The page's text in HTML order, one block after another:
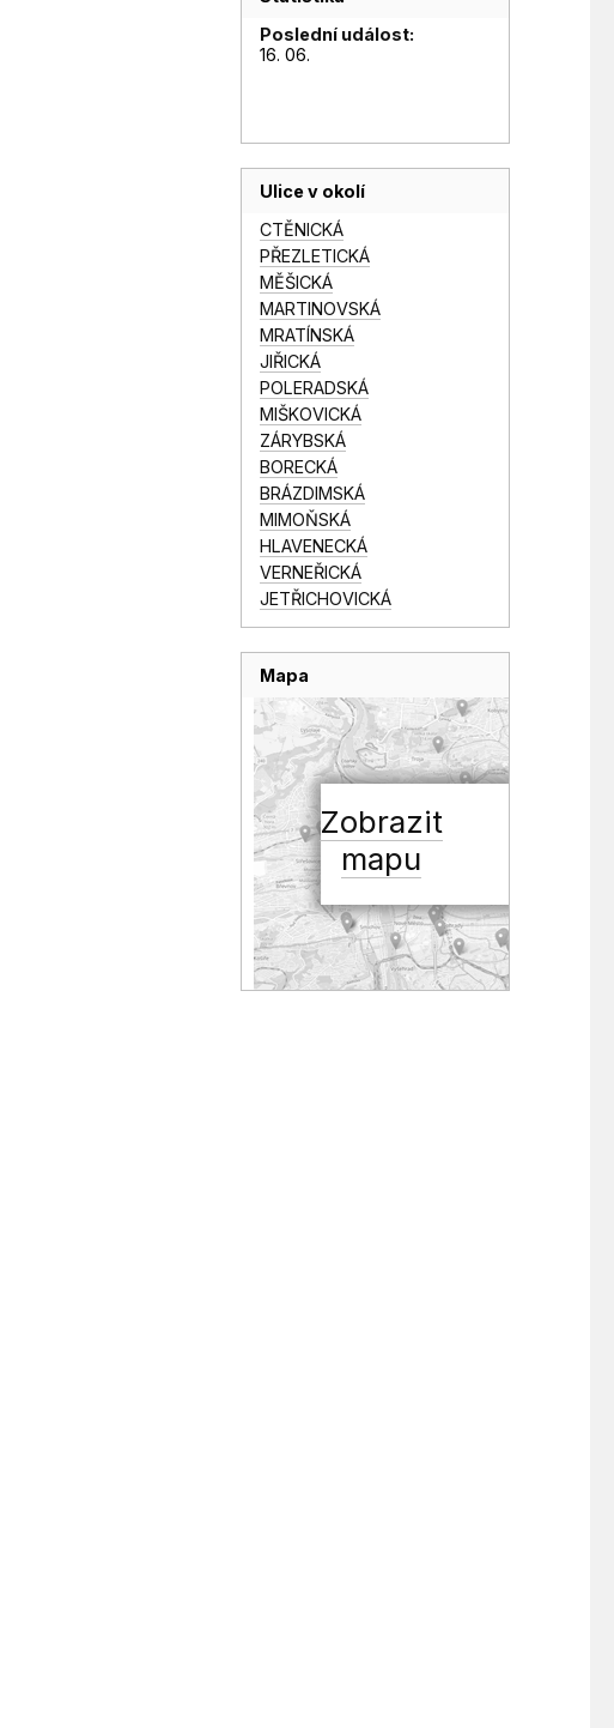
Poslední událost:
16. 06.
Ulice v okolí
CTĚNICKÁ
PŘEZLETICKÁ
MĚŠICKÁ
MARTINOVSKÁ
MRATÍNSKÁ
JIŘICKÁ
POLERADSKÁ
MIŠKOVICKÁ
ZÁRYBSKÁ
BORECKÁ
BRÁZDIMSKÁ
MIMOŇSKÁ
HLAVENECKÁ
VERNEŘICKÁ
JETŘICHOVICKÁ
Mapa
Zobrazit
mapu